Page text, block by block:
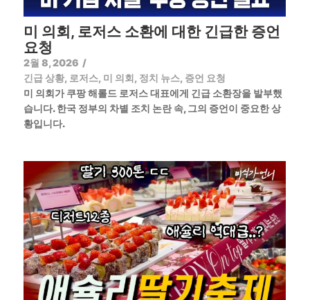
미 의회, 로저스 소환에 대한 긴급한 증언
요청
2월 8, 2026 /
긴급 상황, 로저스, 미 의회, 정치 뉴스, 증언 요청
미 의회가 쿠팡 해롤드 로저스 대표에게 긴급 소환장을 발부했
습니다. 한국 정부의 차별 조치 논란 속, 그의 증언이 중요한 상
황입니다.